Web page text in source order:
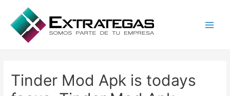
Tinder Mod Apk is todays